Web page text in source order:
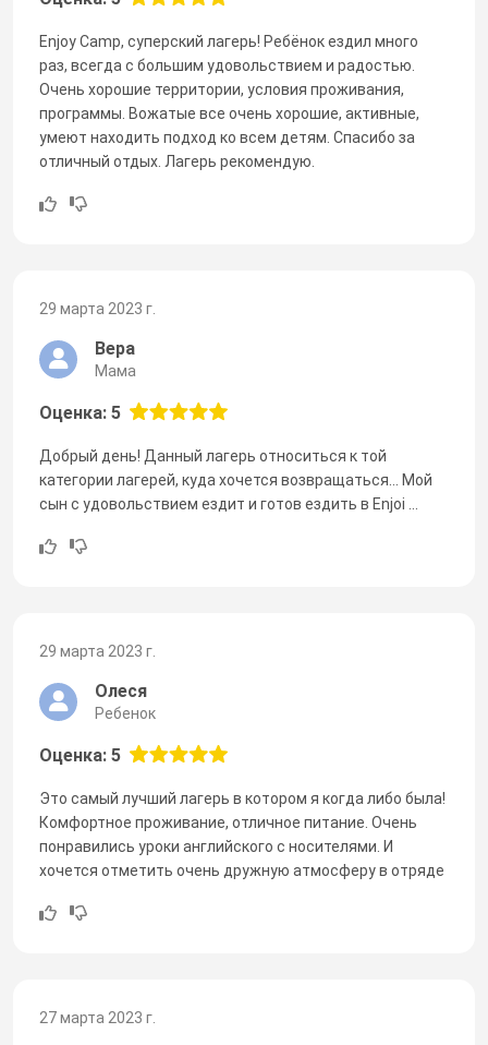
Enjoy Camp, суперский лагерь! Ребёнок ездил много
раз, всегда с большим удовольствием и радостью.
Очень хорошие территории, условия проживания,
программы. Вожатые все очень хорошие, активные,
умеют находить подход ко всем детям. Спасибо за
отличный отдых. Лагерь рекомендую.
29 марта 2023 г.
Вера
Мама
Оценка: 5
Добрый день! Данный лагерь относиться к той
категории лагерей, куда хочется возвращаться... Мой
сын с удовольствием ездит и готов ездить в Enjoi ...
29 марта 2023 г.
Олеся
Ребенок
Оценка: 5
Это самый лучший лагерь в котором я когда либо была!
Комфортное проживание, отличное питание. Очень
понравились уроки английского с носителями. И
хочется отметить очень дружную атмосферу в отряде
27 марта 2023 г.